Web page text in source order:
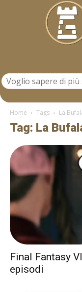
Home Tags La
Tag: La
Final Fantasy
episodi